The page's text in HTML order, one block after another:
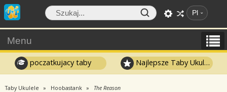
Pl
Menu
poczatkujacy taby Najlepsze Taby Ukulele
Taby Ukulele Hoobastank The Reason